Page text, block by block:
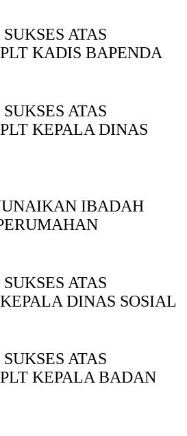
ATAS
KADIS BAPENDA
ATAS
KEPALA DINAS
IBADAH
ATAS
DINAS SOSIAL
ATAS
KEPALA BADAN